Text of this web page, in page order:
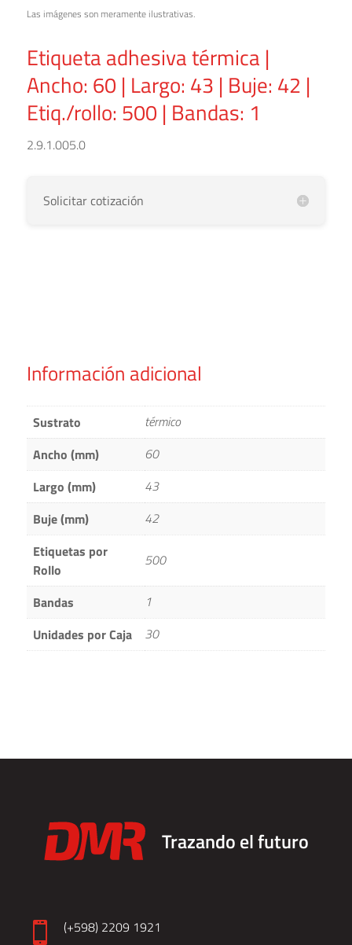
Las imágenes son meramente ilustrativas.
Etiqueta adhesiva térmica |
Ancho: 60 | Largo: 43 | Buje: 42 |
Etiq./rollo: 500 | Bandas: 1
2.9.1.005.0
Solicitar cotización
Información adicional
Sustrato
térmico
Ancho (mm)
60
Largo (mm)
43
Buje (mm)
42
Etiquetas por
Rollo
500
Bandas
1
Unidades por Caja
30
Trazando el futuro
 (+598) 2209 1921